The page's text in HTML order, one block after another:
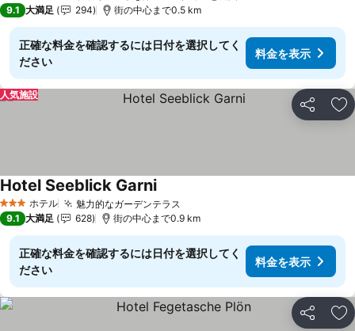
9.1 大満足 294 街の中心まで0.5 km
正確な料金を確認するには日付を選択してく
ださい
料金を表示
シェア お
人気施設
3 ホテルのランク
ホテル 魅力的なガーデンテラス
Hotel Seeblick Garni
9.1 大満足 628 街の中心まで0.9 km
正確な料金を確認するには日付を選択してく
ださい
料金を表示
シェア お